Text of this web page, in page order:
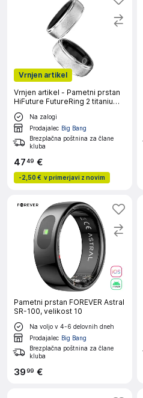
Vrnjen artikel
Vrnjen artikel - Pametni prstan
HiFuture FutureRing 2 titanium
silver #10 62mm
Na zalogi
Prodajalec Big Bang
Brezplačna poštnina za člane
kluba
4749 €
-2,50 € v primerjavi z novim
Pametni prstan FOREVER Astral
SR-100, velikost 10
Na voljo v 4-6 delovnih dneh
Prodajalec Big Bang
Brezplačna poštnina za člane
kluba
3999 €